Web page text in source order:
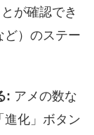
が確認でき
ど）のステー
: アメの数な
進化」ボタン